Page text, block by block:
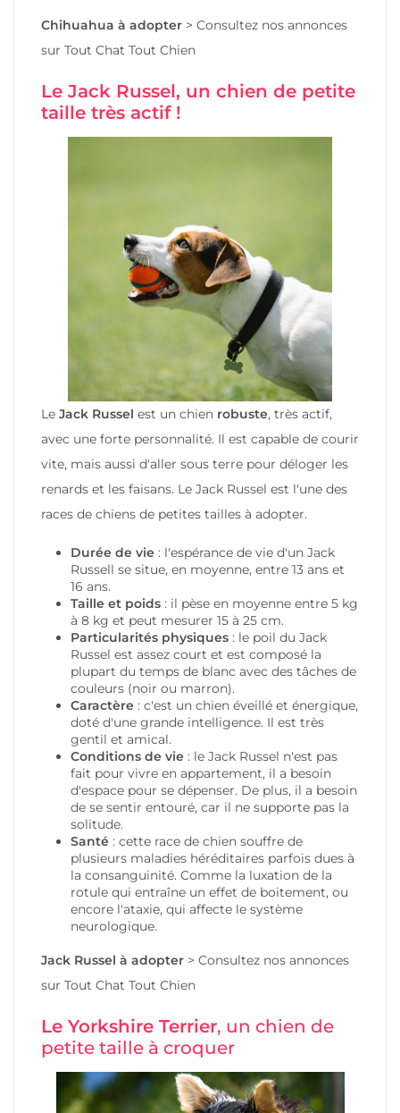
Chihuahua à adopter > Consultez nos annonces
sur Tout Chat Tout Chien
Le Jack Russel, un chien de petite
taille très actif !
Le Jack Russel est un chien robuste, très actif,
avec une forte personnalité. Il est capable de courir
vite, mais aussi d'aller sous terre pour déloger les
renards et les faisans. Le Jack Russel est l'une des
races de chiens de petites tailles à adopter.
Durée de vie : l'espérance de vie d'un Jack
Russell se situe, en moyenne, entre 13 ans et
16 ans.
Taille et poids: il pèse en moyenne entre 5 kg
à 8 kg et peut mesurer 15 à 25 cm.
Particularités physiques: le poil du Jack
Russel est assez court et est composé la
plupart du temps de blanc avec des tâches de
couleurs (noir ou marron).
Caractère : c'est un chien éveillé et énergique,
doté d'une grande intelligence. Il est très
gentil et amical.
Conditions de vie : le Jack Russel n'est pas
fait pour vivre en appartement, il a besoin
d'espace pour se dépenser. De plus, il a besoin
de se sentir entouré, car il ne supporte pas la
solitude.
Santé : cette race de chien souffre de
plusieurs maladies héréditaires parfois dues à
la consanguinité. Comme la luxation de la
rotule qui entraîne un effet de boitement, ou
encore l'ataxie, qui affecte le système
neurologique.
Jack Russel à adopter > Consultez nos annonces
sur Tout Chat Tout Chien
Le Yorkshire Terrier, un chien de
petite taille à croquer